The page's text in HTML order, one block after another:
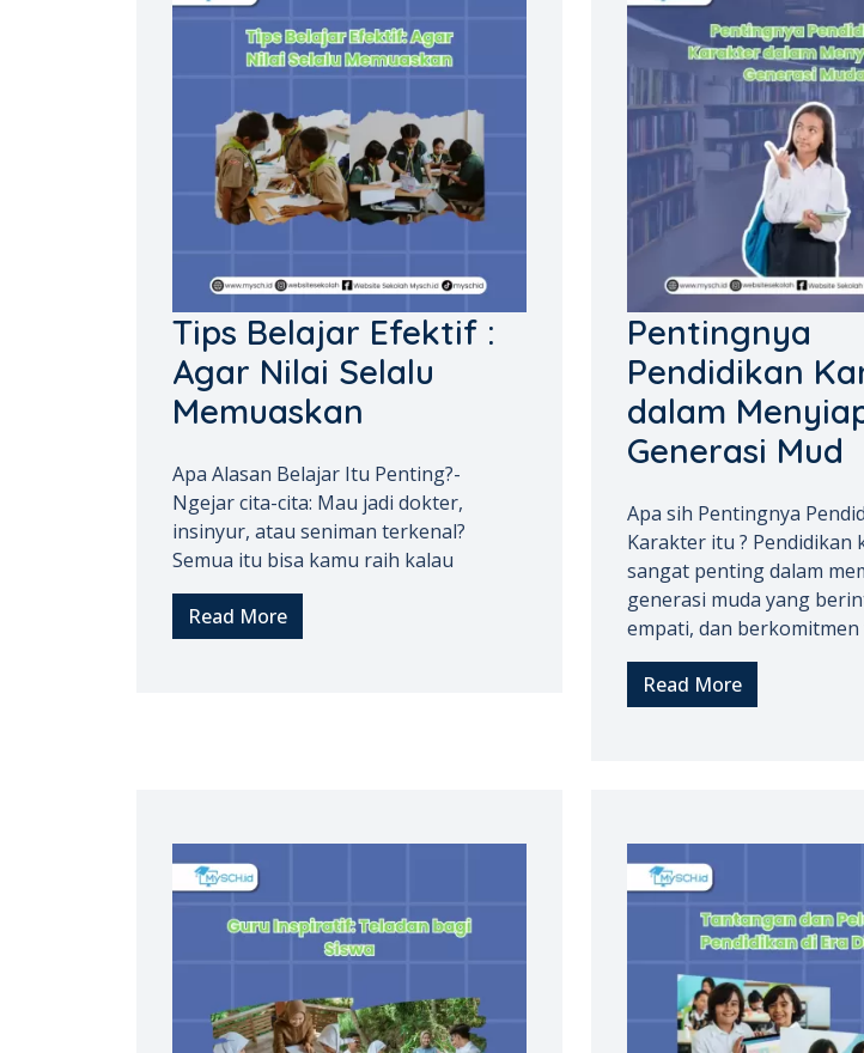
Tips Belajar Efektif :
Agar Nilai Selalu
Memuaskan
Apa Alasan Belajar Itu Penting?-
Ngejar cita-cita: Mau jadi dokter,
insinyur, atau seniman terkenal?
Semua itu bisa kamu raih kalau
Read More
Pentingnya
Pendidikan
dalam
Generasi Mud
Apa sih Pentingnya
Karakter itu ? Pendidikan
sangat penting dalam
generasi muda yang
empati, dan
Read More